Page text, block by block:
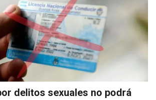
delitos sexuales no podrá